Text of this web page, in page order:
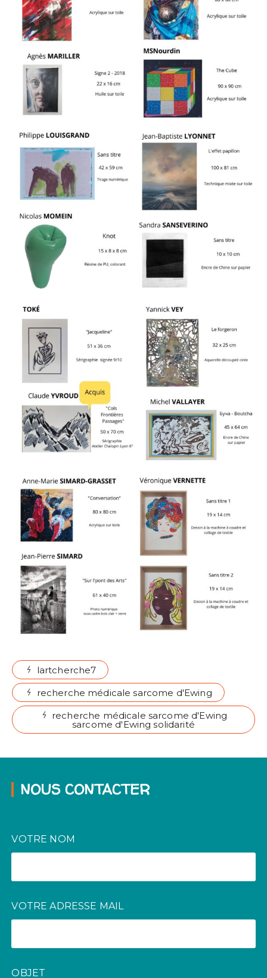
lartcherche7
recherche médicale sarcome d'Ewing
recherche médicale sarcome d'Ewing
sarcome d'Ewing solidarité
NOUS CONTACTER
VOTRE NOM
VOTRE ADRESSE MAIL
OBJET